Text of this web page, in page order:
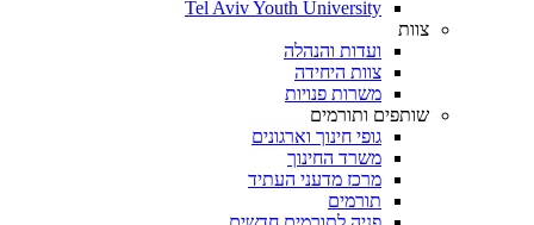
Tel Aviv Youth University
צוות
ועדות והנהלה
צוות היחידה
משרות פנויות
שותפים ותורמים
גופי חינוך וארגונים
משרד החינוך
מרכז מדעני העתיד
תורמים